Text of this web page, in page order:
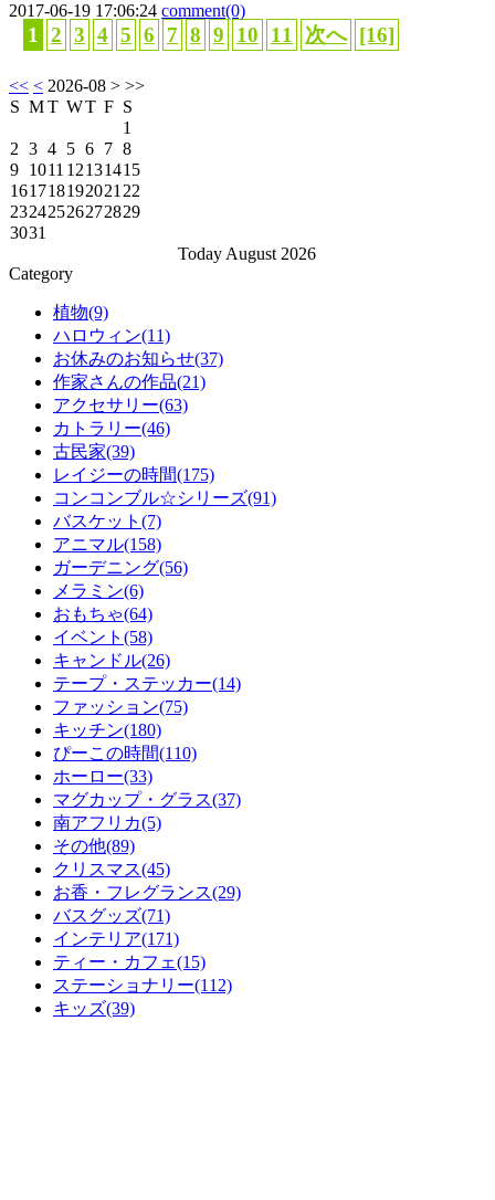
2017-06-19 17:06:24 comment(0)
1 2 3 4 5 6 7 8 9 10 11 次へ [16]
<< < 2026-08 > >>
S MT WT F S
1
2 3 4 5 6 7 8
9 1011 12131415
16171819202122
23242526272829
3031
Today August 2026
Category
植物(9)
ハロウィン(11)
お休みのお知らせ(37)
作家さんの作品(21)
アクセサリー(63)
カトラリー(46)
古民家(39)
レイジーの時間(175)
コンコンブル☆シリーズ(91)
バスケット(7)
アニマル(158)
ガーデニング(56)
メラミン(6)
おもちゃ(64)
イベント(58)
キャンドル(26)
テープ・ステッカー(14)
ファッション(75)
キッチン(180)
ぴーこの時間(110)
ホーロー(33)
マグカップ・グラス(37)
南アフリカ(5)
その他(89)
クリスマス(45)
お香・フレグランス(29)
バスグッズ(71)
インテリア(171)
ティー・カフェ(15)
ステーショナリー(112)
キッズ(39)